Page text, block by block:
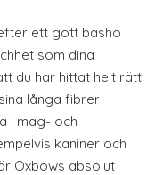
ett gott bashö
som dina
du har hittat helt rätt
långa fibrer
i mag- och
kaniner och
Oxbows absolut